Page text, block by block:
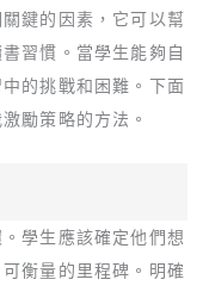
鍵的因素，它可以幫
習慣。當學生能夠自
的挑戰和困難。下面
勵策略的方法。
學生應該確定他們想
衡量的里程碑。明確